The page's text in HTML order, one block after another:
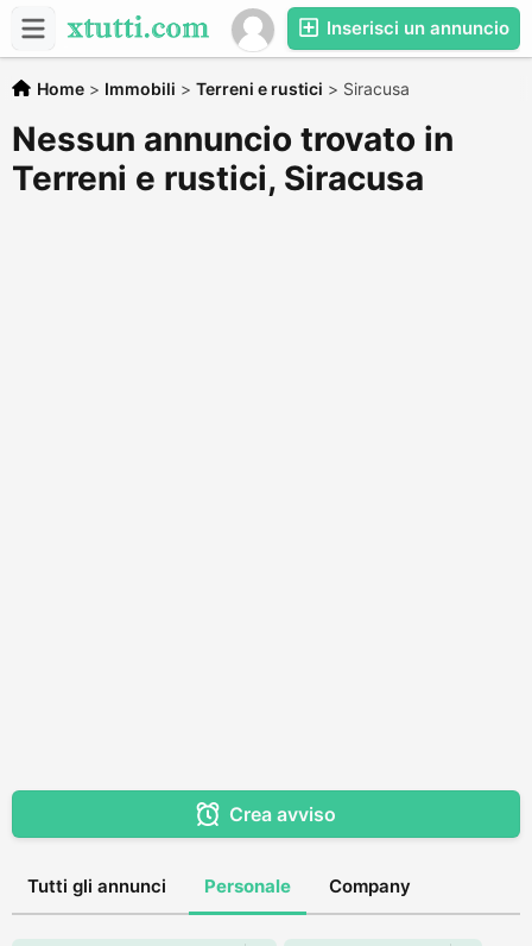
Inserisci un annuncio
Home > Immobili > Terreni e rustici > Siracusa
Nessun annuncio trovato in
Terreni e rustici, Siracusa
Crea avviso
Tutti gli annunci Personale Company